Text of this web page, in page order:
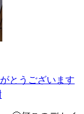
とうございます